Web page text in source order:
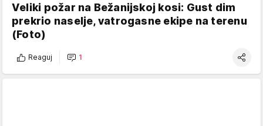
Veliki požar na Bežanijskoj kosi: Gust dim
prekrio naselje, vatrogasne ekipe na terenu
(Foto)
Reaguj 1